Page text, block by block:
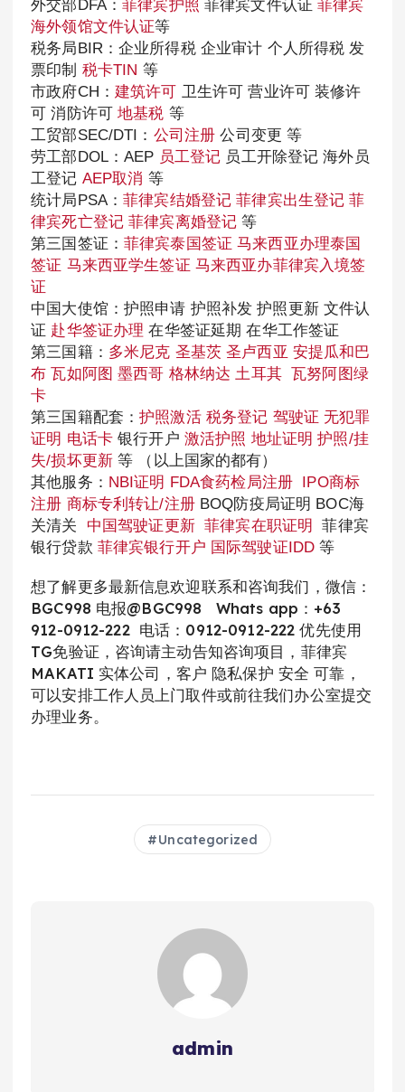
外交部DFA：菲律宾护照 菲律宾文件认证菲律宾
海外领馆文件认证等
税务局BIR：企业所得税 企业审计 个人所得税 发
票印制 税卡TIN 等
市政府CH： 建筑许可 卫生许可 营业许可 装修许
可 消防许可地基税 等
工贸部SEC/DTI： 公司注册 公司变更 等
劳工部DOL：AEP 员工登记 员工开除登记 海外员
工登记 AEP取消 等
统计局PSA：菲律宾结婚登记 菲律宾出生登记 菲
律宾死亡登记 菲律宾离婚登记 等
第三国签证： 菲律宾泰国签证 马来西亚办理泰国
签证 马来西亚学生签证 马来西亚办菲律宾入境签
证
中国大使馆：护照申请 护照补发 护照更新 文件认
证 赴华签证办理 在华签证延期 在华工作签证
第三国籍： 多米尼克 圣基茨 圣卢西亚 安提瓜和巴
布 瓦如阿图 墨西哥 格林纳达 土耳其 瓦努阿图绿
卡
第三国籍配套：护照激活 税务登记 驾驶证 无犯罪
证明 电话卡银行开户 激活护照 地址证明 护照/挂
失/损坏更新等 （以上国家的都有）
其他服务： NBI证明 FDA食药检局注册
IPO商标
注册 商标专利转让/注册BOQ防疫局证明 BOC海
关清关 中国驾驶证更新 菲律宾在职证明
菲律宾
银行贷款 菲律宾银行开户 国际驾驶证IDD 等
想了解更多最新信息欢迎联系和咨询我们，微信：
BGC998 电报@BGC998 Whats app：+63
912-0912-222 电话：0912-0912-222 优先使用
TG免验证，咨询请主动告知咨询项目，菲律宾
MAKATI 实体公司，客户 隐私保护 安全 可靠，
可以安排工作人员上门取件或前往我们办公室提交
办理业务。
Uncategorized
admin